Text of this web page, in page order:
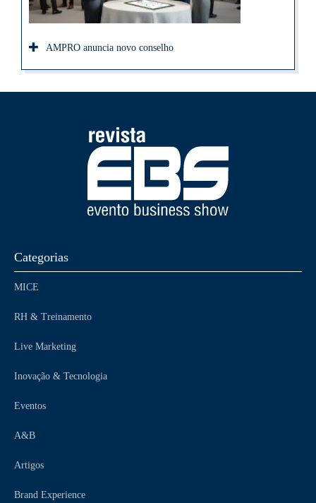
AMPRO anuncia novo conselho
Categorias
MICE
RH & Treinamento
Live Marketing
Inovação & Tecnologia
Eventos
A&B
Artigos
Brand Experience